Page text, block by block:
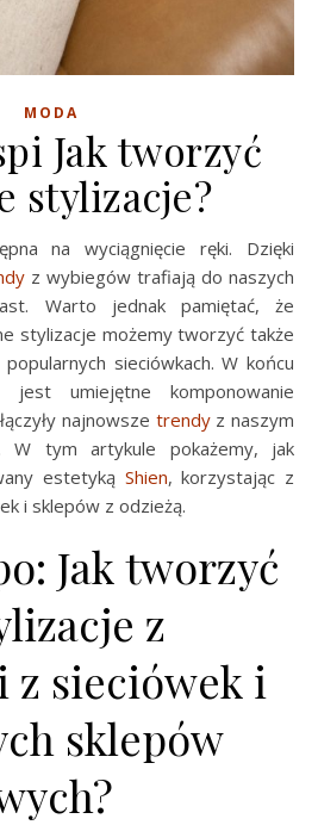
MODA
Jak tworzyć
stylizacje?
na wyciągnięcie ręki. Dzięki
z wybiegów trafiają do naszych
Warto jednak pamiętać, że
stylizacje możemy tworzyć także
sieciówkach. W końcu
jest umiejętne komponowanie
najnowsze trendyz naszym
W tym artykule pokażemy, jak
estetyką Shien, korzystając z
i sklepów z odzieżą.
Jak tworzyć
z
sieciówek i
sklepów